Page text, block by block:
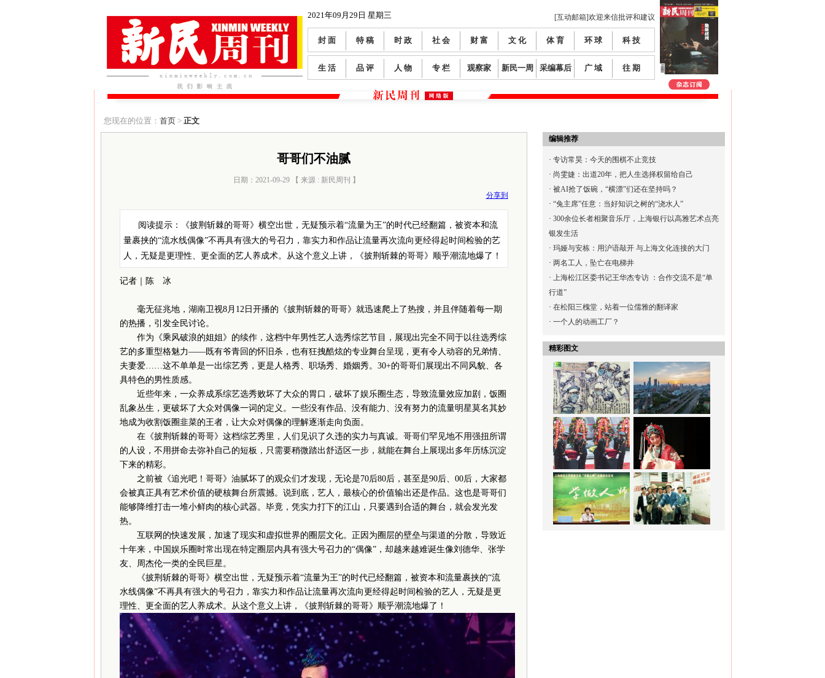
2021年09月29日 星期三 [互动邮箱]欢迎来信批评和建议
封 面 特 稿 时 政 社 会 财 富 文 化 体 育 环 球 科 技
生 活 品 评 人 物 专 栏 观察家 新民一周 采编幕后 广 域 往 期
您现在的位置： 首页> 正文
哥哥们不油腻
日期：2021-09-29 【 来源 : 新民周刊 】
分享到
阅读提示：《披荆斩棘的哥哥》横空出世，无疑预示着“流量为王”的时代已经翻篇，被资本和流
量裹挟的“流水线偶像”不再具有强大的号召力，靠实力和作品让流量再次流向更经得起时间检验的艺
人，无疑是更理性、更全面的艺人养成术。从这个意义上讲，《披荆斩棘的哥哥》顺乎潮流地爆了！
记者｜陈 冰
毫无征兆地，湖南卫视8月12日开播的《披荆斩棘的哥哥》就迅速爬上了热搜，并且伴随着每一期
的热播，引发全民讨论。
作为《乘风破浪的姐姐》的续作，这档中年男性艺人选秀综艺节目，展现出完全不同于以往选秀综
艺的多重型格魅力——既有爷青回的怀旧杀，也有狂拽酷炫的专业舞台呈现，更有令人动容的兄弟情、
夫妻爱……这不单单是一出综艺秀，更是人格秀、职场秀、婚姻秀。30+的哥哥们展现出不同风貌、各
具特色的男性质感。
近些年来，一众养成系综艺选秀败坏了大众的胃口，破坏了娱乐圈生态，导致流量效应加剧，饭圈
乱象丛生，更破坏了大众对偶像一词的定义。一些没有作品、没有能力、没有努力的流量明星莫名其妙
地成为收割饭圈韭菜的王者，让大众对偶像的理解逐渐走向负面。
在《披荆斩棘的哥哥》这档综艺秀里，人们见识了久违的实力与真诚。哥哥们罕见地不用强扭所谓
的人设，不用拼命去弥补自己的短板，只需要稍微踏出舒适区一步，就能在舞台上展现出多年历练沉淀
下来的精彩。
之前被《追光吧！哥哥》油腻坏了的观众们才发现，无论是70后80后，甚至是90后、00后，大家都
会被真正具有艺术价值的硬核舞台所震撼。说到底，艺人，最核心的价值输出还是作品。这也是哥哥们
能够降维打击一堆小鲜肉的核心武器。毕竟，凭实力打下的江山，只要遇到合适的舞台，就会发光发
热。
互联网的快速发展，加速了现实和虚拟世界的圈层文化。正因为圈层的壁垒与渠道的分散，导致近
十年来，中国娱乐圈时常出现在特定圈层内具有强大号召力的“偶像”，却越来越难诞生像刘德华、张学
友、周杰伦一类的全民巨星。
《披荆斩棘的哥哥》横空出世，无疑预示着“流量为王”的时代已经翻篇，被资本和流量裹挟的“流
水线偶像”不再具有强大的号召力，靠实力和作品让流量再次流向更经得起时间检验的艺人，无疑是更
理性、更全面的艺人养成术。从这个意义上讲，《披荆斩棘的哥哥》顺乎潮流地爆了！
编辑推荐
· 专访常昊：今天的围棋不止竞技
· 尚雯婕：出道20年，把人生选择权留给自己
· 被AI抢了饭碗，“横漂”们还在坚持吗？
· “兔主席”任意：当好知识之树的“浇水人”
· 300余位长者相聚音乐厅，上海银行以高雅艺术点亮
银发生活
· 玛娅与安栋：用沪语敲开 与上海文化连接的大门
· 两名工人，坠亡在电梯井
· 上海松江区委书记王华杰专访 ：合作交流不是“单
行道”
· 在松阳三槐堂，站着一位儒雅的翻译家
· 一个人的动画工厂？
精彩图文